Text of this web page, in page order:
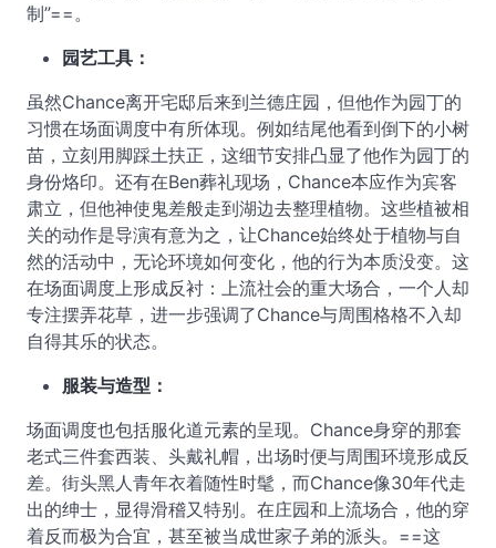
制”==。
园艺工具：
虽然Chance离开宅邸后来到兰德庄园，但他作为园丁的
习惯在场面调度中有所体现。例如结尾他看到倒下的小树
苗，立刻用脚踩土扶正，这细节安排凸显了他作为园丁的
身份烙印。还有在Ben葬礼现场，Chance本应作为宾客
肃立，但他神使鬼差般走到湖边去整理植物。这些植被相
关的动作是导演有意为之，让Chance始终处于植物与自
然的活动中，无论环境如何变化，他的行为本质没变。这
在场面调度上形成反衬：上流社会的重大场合，一个人却
专注摆弄花草，进一步强调了Chance与周围格格不入却
自得其乐的状态。
服装与造型：
场面调度也包括服化道元素的呈现。Chance身穿的那套
老式三件套西装、头戴礼帽，出场时便与周围环境形成反
差。街头黑人青年衣着随性时髦，而Chance像30年代走
出的绅士，显得滑稽又特别。在庄园和上流场合，他的穿
着反而极为合宜，甚至被当成世家子弟的派头。==这